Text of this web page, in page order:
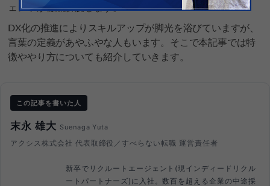
ェントが徹底解説します。
DX化の推進によりスキルアップが脚光を浴びていますが、
言葉の定義があやふやな人もいます。そこで本記事では特
徴ややり方についても紹介していきます。
この記事を書いた人
末永 雄大 Suenaga Yuta
アクシス株式会社 代表取締役／すべらない転職 運営責任者
新卒でリクルートエージェント(現インディードリクル
ートパートナーズ)に入社。数百を超える企業の中途採